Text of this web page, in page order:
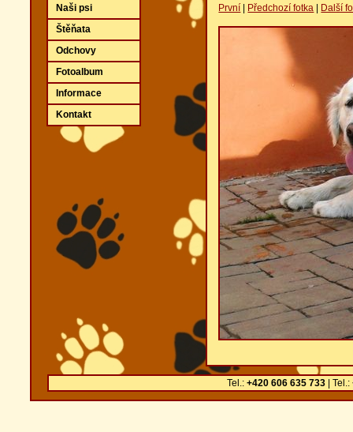
První Předchozí fotka Další
Naši psi
Štěňata
Odchovy
Fotoalbum
Informace
Kontakt
Tel.: +420 606 635 733 | Tel.: